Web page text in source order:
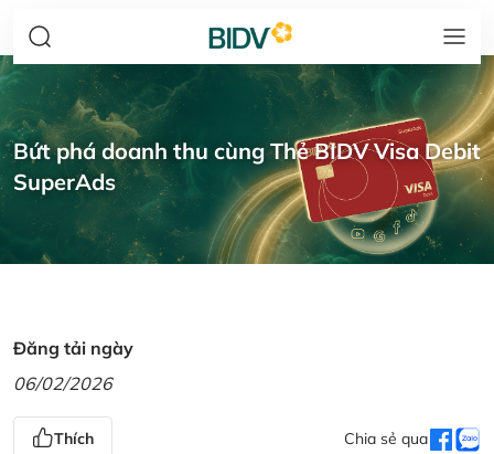
Bứt phá doanh thu cùng Thẻ BIDV Visa Debit
SuperAds
Đăng tải ngày
06/02/2026
Thích Chia sẻ qua